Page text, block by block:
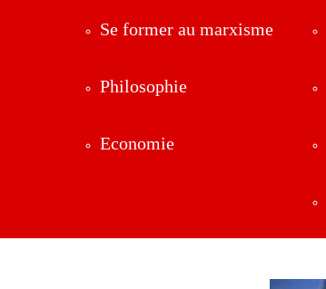
Se former au marxisme
Philosophie
Economie